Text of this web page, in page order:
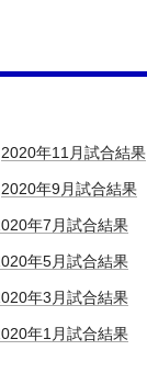
2020年11月試合結果
2020年9月試合結果
年7月試合結果
年5月試合結果
年3月試合結果
年1月試合結果